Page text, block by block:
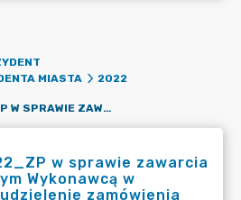
MIASTA
2022
OR.0050.978.2022_ZP W SPRAWIE ZAWARCIA UMOWY Z WYBRANYM WYKONAWCĄ W POSTĘPOWANIU O UDZIELENIE ZAMÓWIENIA PUBLICZNEGO PRZEPROWADZONYM W TRYBIE PODSTAWOWYM BEZ NEGOCJACJI NA DOTAWĘ SPRZĘTU KOMPUTEROWEGO I OPROGRAMOWANIA NA POTRZEBY URZĘDU MIASTA ŻORY
w sprawie zawarcia
Wykonawcą w
zamówienia